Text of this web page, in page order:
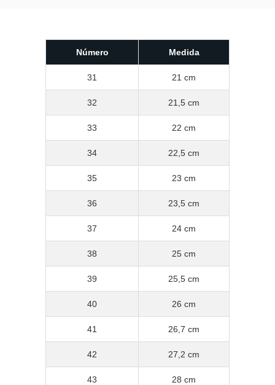
Número Medida
31 21 cm
32 21,5 cm
33 22 cm
34 22,5 cm
35 23 cm
36 23,5 cm
37 24 cm
38 25 cm
39 25,5 cm
40 26 cm
41 26,7 cm
42 27,2 cm
43 28 cm